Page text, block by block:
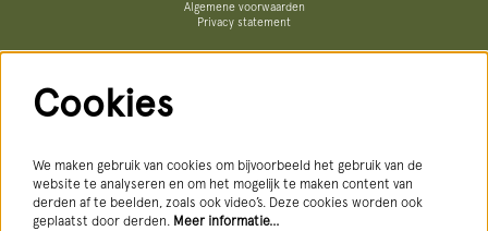
Algemene voorwaarden
Privacy statement
Cookies
We maken gebruik van cookies om bijvoorbeeld het gebruik van de
website te analyseren en om het mogelijk te maken content van
derden af te beelden, zoals ook video’s. Deze cookies worden ook
geplaatst door derden. Meer informatie…